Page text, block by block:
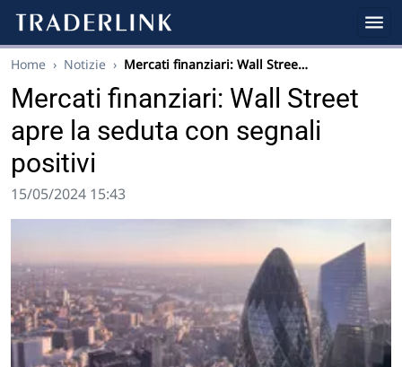
Home › Notizie › Mercati finanziari: Wall Stree…
Mercati finanziari: Wall Street
apre la seduta con segnali
positivi
15/05/2024 15:43